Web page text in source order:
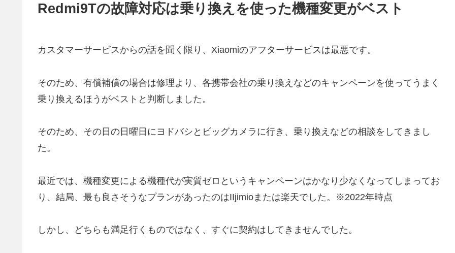
Redmi9Tの故障対応は乗り換えを使った機種変更がベスト
カスタマーサービスからの話を聞く限り、Xiaomiのアフターサービスは最悪です。
そのため、有償補償の場合は修理より、各携帯会社の乗り換えなどのキャンペーンを使ってうまく
乗り換えるほうがベストと判断しました。
そのため、その日の日曜日にヨドバシとビッグカメラに行き、乗り換えなどの相談をしてきまし
た。
最近では、機種変更による機種代が実質ゼロというキャンペーンはかなり少なくなってしまってお
り、結局、最も良さそうなプランがあったのはIIjimioまたは楽天でした。※2022年時点
しかし、どちらも満足行くものではなく、すぐに契約はしてきませんでした。